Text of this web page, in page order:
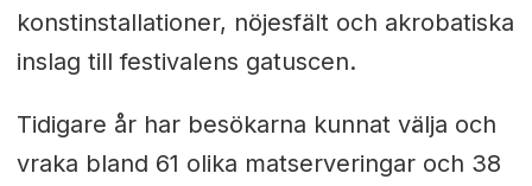
konstinstallationer, nöjesfält och akrobatiska
inslag till festivalens gatuscen.
Tidigare år har besökarna kunnat välja och
vraka bland 61 olika matserveringar och 38